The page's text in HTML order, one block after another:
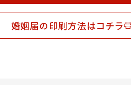
婚姻届の印刷方法はコチラ